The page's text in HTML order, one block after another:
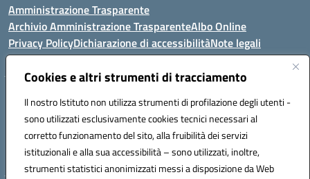
Cookies e altri strumenti di tracciamento
Il nostro Istituto non utilizza strumenti di profilazione degli utenti -
sono utilizzati esclusivamente cookies tecnici necessari al
corretto funzionamento del sito, alla fruibilità dei servizi
istituzionali e alla sua accessibilità – sono utilizzati, inoltre,
strumenti statistici anonimizzati messi a disposizione da Web
Amministrazione Trasparente
Archivio Amministrazione TrasparenteAlbo Online
Privacy PolicyDichiarazione di accessibilitàNote legali
Istituto Comprensivo Statale
8° G. FALCONE – R. SCAUDA"
Via Cupa Campanariello, 5 - 80059, Torre del Greco (NA)
Tel. +39 0818834377 - Fax +39 0818834377 - Cod.Fisc. 95170530638
Email: naic8df00a@istruzione.it - PEC: naic8df00a@pec.istruzione.it